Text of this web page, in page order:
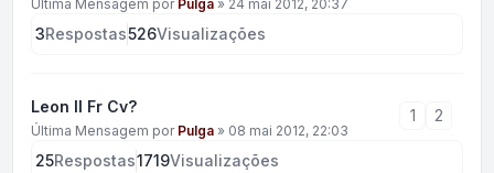
Última Mensagem por Pulga » 24 mai 2012, 20:37
3Respostas526Visualizações
Leon II Fr Cv?
Última Mensagem por Pulga » 08 mai 2012, 22:03
1 2
25Respostas1719Visualizações